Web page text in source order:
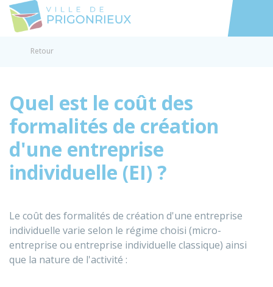
Accéder
Retour
Quel est le coût des
formalités de création
d'une entreprise
individuelle (EI) ?
Le coût des formalités de création d'une entreprise
individuelle varie selon le régime choisi (micro-
entreprise ou entreprise individuelle classique) ainsi
que la nature de l'activité :